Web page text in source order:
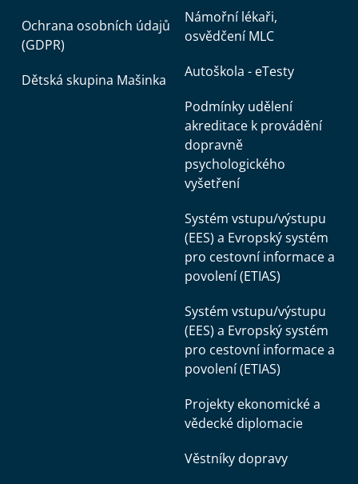
Ochrana osobních údajů
(GDPR)
Dětská skupina Mašinka
Námořní lékaři,
osvědčení MLC
Autoškola - eTesty
Podmínky udělení
akreditace k provádění
dopravně
psychologického
vyšetření
Systém vstupu/výstupu
(EES) a Evropský systém
pro cestovní informace a
povolení (ETIAS)
Systém vstupu/výstupu
(EES) a Evropský systém
pro cestovní informace a
povolení (ETIAS)
Projekty ekonomické a
vědecké diplomacie
Věstníky dopravy